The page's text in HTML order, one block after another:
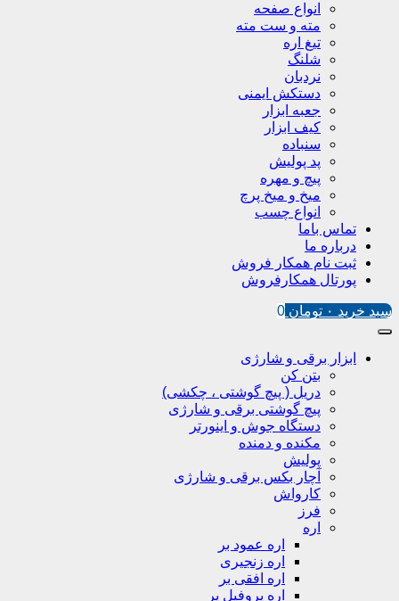
انواع صفحه
مته و ست مته
تیغ اره
شلنگ
نردبان
دستکش ایمنی
جعبه ابزار
کیف ابزار
سنباده
پد پولیش
پیچ و مهره
میخ و میخ پرچ
انواع چسب
تماس باما
درباره ما
ثبت نام همکار فروش
پورتال همکارفروش
سبد خرید ۰ تومان 0
ابزار برقی و شارژی
بتن کن
دریل ( پیچ گوشتی ، چکشی)
پیچ گوشتی برقی و شارژی
دستگاه جوش و اینورتر
مکنده و دمنده
پولیش
آچار بکس برقی و شارژی
کارواش
فرز
اره
اره عمود بر
اره زنجیری
اره افقی بر
اره پروفیل پر